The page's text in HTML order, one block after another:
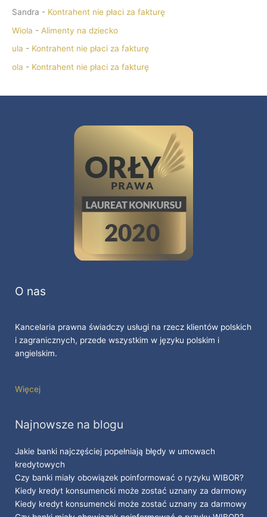
Sandra - Kontrahent nie płaci za fakturę
Wiola - Alimenty na dziecko
ula - Kontrahent nie płaci za fakturę
ola - Kontrahent nie płaci za fakturę
O nas
Kancelaria prawna świadczy usługi na rzecz klientów polskich
i zagranicznych, przede wszystkim w języku polskim i
angielskim.
Więcej
Najnowsze na blogu
Jakie banki najczęściej popełniają błędy w umowach
kredytowych
Czy banki miały obowiązek poinformować o ryzyku WIBOR?
Kiedy kredyt konsumencki może zostać uznany za darmowy
Kiedy kredyt konsumencki może zostać uznany za darmowy